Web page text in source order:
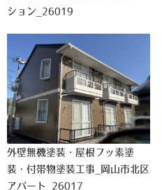
ション_26019
外壁無機塗装・屋根フッ素塗
装・付帯物塗装工事_岡山市北区
アパート_26017